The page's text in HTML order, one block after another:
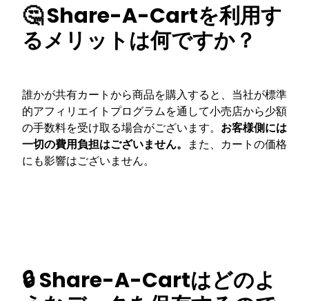
🤔 Share-A-Cartを利用す
るメリットは何ですか？
誰かが共有カートから商品を購入すると、当社が標準
的アフィリエイトプログラムを通して小売店から少額
の手数料を受け取る場合がございます。 お客様側には
一切の費用負担はございません。 また、カートの価格
にも影響はございません。
🔒 Share-A-Cartはどのよ